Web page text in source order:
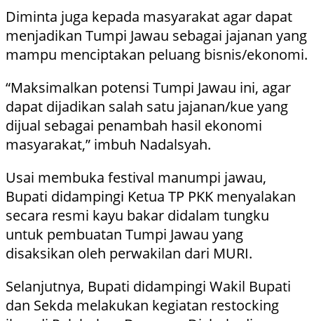
Diminta juga kepada masyarakat agar dapat
menjadikan Tumpi Jawau sebagai jajanan yang
mampu menciptakan peluang bisnis/ekonomi.
“Maksimalkan potensi Tumpi Jawau ini, agar
dapat dijadikan salah satu jajanan/kue yang
dijual sebagai penambah hasil ekonomi
masyarakat,” imbuh Nadalsyah.
Usai membuka festival manumpi jawau,
Bupati didampingi Ketua TP PKK menyalakan
secara resmi kayu bakar didalam tungku
untuk pembuatan Tumpi Jawau yang
disaksikan oleh perwakilan dari MURI.
Selanjutnya, Bupati didampingi Wakil Bupati
dan Sekda melakukan kegiatan restocking